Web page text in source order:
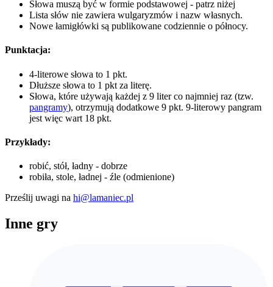
Słowa muszą być w formie podstawowej - patrz niżej
Lista słów nie zawiera wulgaryzmów i nazw własnych.
Nowe łamigłówki są publikowane codziennie o północy.
Punktacja:
4-literowe słowa to 1 pkt.
Dłuższe słowa to 1 pkt za literę.
Słowa, które używają każdej z 9 liter co najmniej raz (tzw.
pangramy), otrzymują dodatkowe 9 pkt. 9-literowy pangram
jest więc wart 18 pkt.
Przykłady:
robić, stół, ładny - dobrze
robiła, stole, ładnej - źle (odmienione)
Prześlij uwagi na hi@lamaniec.pl
Inne gry